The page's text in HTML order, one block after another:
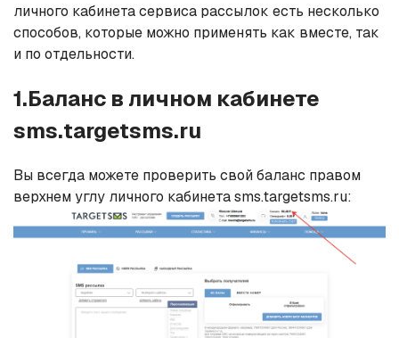
личного кабинета сервиса рассылок есть несколько
способов, которые можно применять как вместе, так
и по отдельности.
1.Баланс в личном кабинете
sms.targetsms.ru
Вы всегда можете проверить свой баланс правом
верхнем углу личного кабинета sms.targetsms.ru: